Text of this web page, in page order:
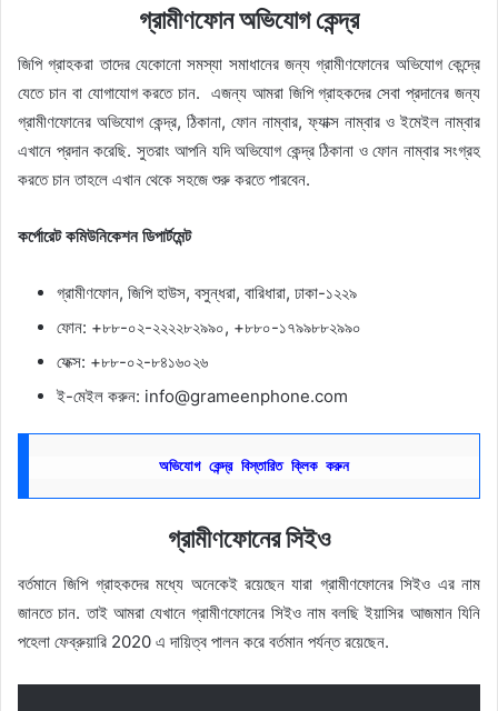
গ্রামীণফোন অভিযোগ কেন্দ্র
জিপি গ্রাহকরা তাদের যেকোনো সমস্যা সমাধানের জন্য গ্রামীণফোনের অভিযোগ কেন্দ্রে
যেতে চান বা যোগাযোগ করতে চান. এজন্য আমরা জিপি গ্রাহকদের সেবা প্রদানের জন্য
গ্রামীণফোনের অভিযোগ কেন্দ্র, ঠিকানা, ফোন নাম্বার, ফ্যাক্স নাম্বার ও ইমেইল নাম্বার
এখানে প্রদান করেছি. সুতরাং আপনি যদি অভিযোগ কেন্দ্র ঠিকানা ও ফোন নাম্বার সংগ্রহ
করতে চান তাহলে এখান থেকে সহজে শুরু করতে পারবেন.
কর্পোরেট কমিউনিকেশন ডিপার্টমেন্ট
গ্রামীণফোন, জিপি হাউস, বসুন্ধরা, বারিধারা, ঢাকা-১২২৯
ফোন: +৮৮-০২-২২২২৮২৯৯০, +৮৮০-১৭৯৯৮৮২৯৯০
ফেক্স: +৮৮-০২-৮৪১৬০২৬
ই-মেইল করুন: info@grameenphone.com
অভিযোগ কেন্দ্র বিস্তারিত ক্লিক করুন
গ্রামীণফোনের সিইও
বর্তমানে জিপি গ্রাহকদের মধ্যে অনেকেই রয়েছেন যারা গ্রামীণফোনের সিইও এর নাম
জানতে চান. তাই আমরা যেখানে গ্রামীণফোনের সিইও নাম বলছি ইয়াসির আজমান যিনি
পহেলা ফেব্রুয়ারি 2020 এ দায়িত্ব পালন করে বর্তমান পর্যন্ত রয়েছেন.